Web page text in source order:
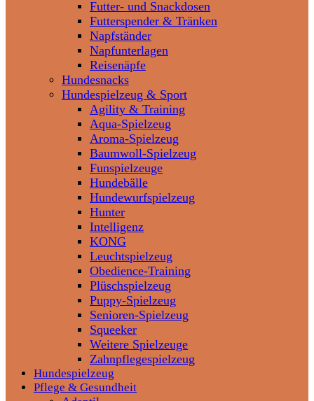
Futter- und Snackdosen
Futterspender & Tränken
Napfständer
Napfunterlagen
Reisenäpfe
Hundesnacks
Hundespielzeug & Sport
Agility & Training
Aqua-Spielzeug
Aroma-Spielzeug
Baumwoll-Spielzeug
Funspielzeuge
Hundebälle
Hundewurfspielzeug
Hunter
Intelligenz
KONG
Leuchtspielzeug
Obedience-Training
Plüschspielzeug
Puppy-Spielzeug
Senioren-Spielzeug
Squeeker
Weitere Spielzeuge
Zahnpflegespielzeug
Hundespielzeug
Pflege & Gesundheit